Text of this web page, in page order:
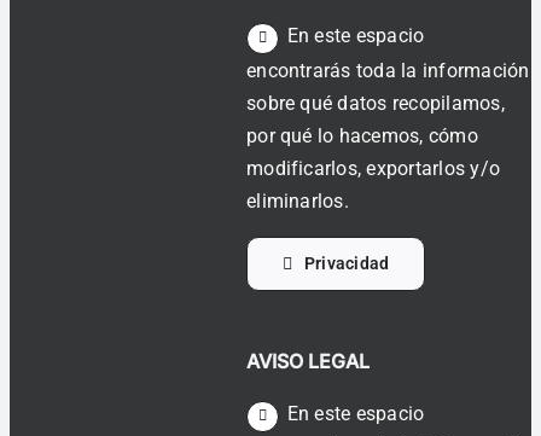
En este espacio
encontrarás toda la información
sobre qué datos recopilamos,
por qué lo hacemos, cómo
modificarlos, exportarlos y/o
eliminarlos.
Privacidad
AVISO LEGAL
En este espacio